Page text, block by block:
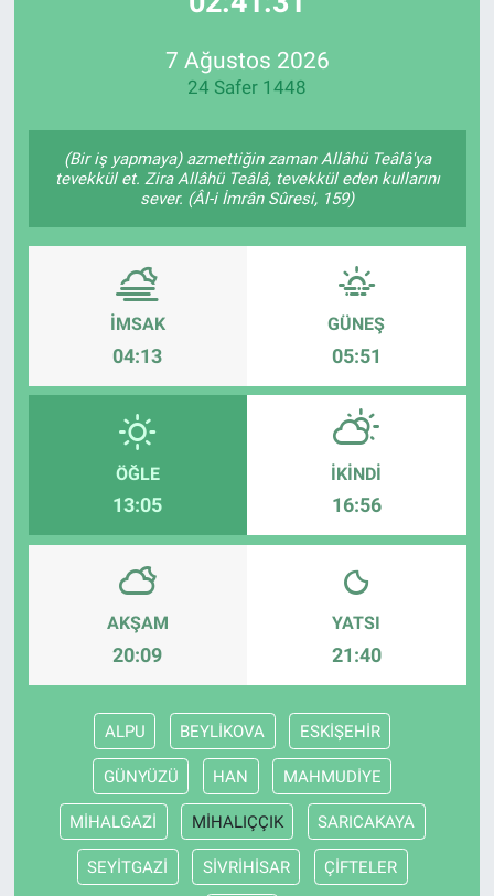
7 Ağustos 2026
24 Safer 1448
(Bir iş yapmaya) azmettiğin zaman Allâhü Teâlâ'ya
tevekkül et. Zira Allâhü Teâlâ, tevekkül eden kullarını
sever. (Âl-i İmrân Sûresi, 159)
İMSAK
04:13
GÜNEŞ
05:51
ÖĞLE
13:05
İKINDI
16:56
AKŞAM
20:09
YATSI
21:40
ALPU BEYLİKOVA ESKİŞEHİR
GÜNYÜZÜ HAN MAHMUDİYE
MİHALGAZİ MİHALIÇÇIK SARICAKAYA
SEYİTGAZİ SİVRİHİSAR ÇİFTELER
Özel Haberler
Erişim Bilgileri
Sağlık
Ramazan